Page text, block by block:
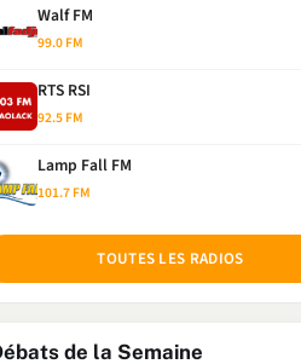
Walf FM
99.0 FM
RTS RSI
92.5 FM
Lamp Fall FM
101.7 FM
TOUTES LES RADIOS
de la Semaine